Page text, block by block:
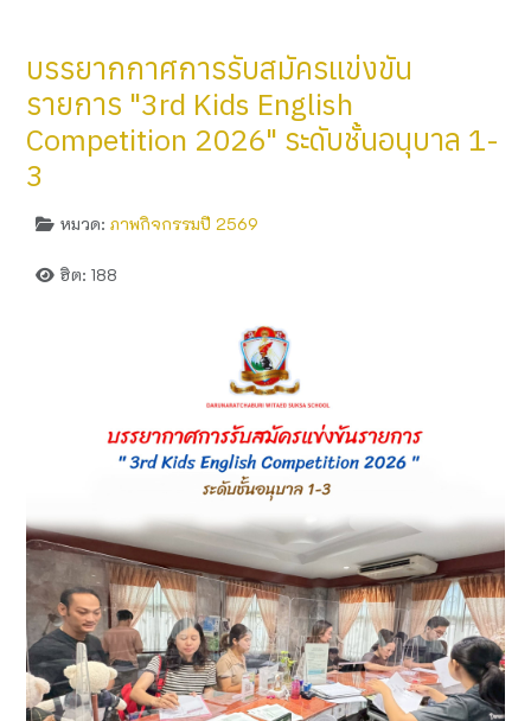
บรรยากกาศการรับสมัครแข่งขัน
รายการ "3rd Kids English
Competition 2026" ระดับชั้นอนุบาล 1-
3
หมวด: ภาพกิจกรรมปี 2569
ฮิต: 188